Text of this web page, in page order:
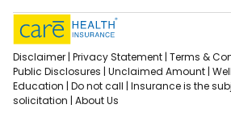
Disclaimer | Privacy Statement | Terms &
Public Disclosures | Unclaimed Amount |
Education | Do not call | Insurance is the
solicitation | About Us